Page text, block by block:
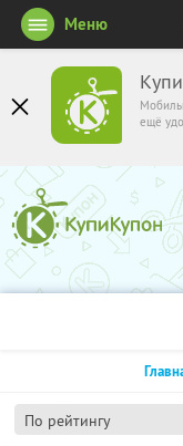
ещё
Меню
По рейтингу